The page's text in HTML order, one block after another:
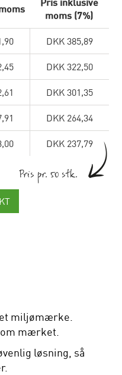
Pris inklusive
moms (7%)
DKK 385,89
DKK 322,50
DKK 301,35
DKK 264,34
DKK 237,79
Pris pr. 50 stk.
miljømærke.
mærket.
løsning, så